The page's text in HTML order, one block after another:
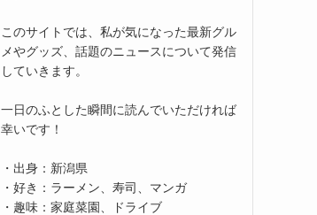
このサイトでは、私が気になった最新グル
メやグッズ、話題のニュースについて発信
していきます。
一日のふとした瞬間に読んでいただければ
幸いです！
・出身：新潟県
・好き：ラーメン、寿司、マンガ
・趣味：家庭菜園、ドライブ